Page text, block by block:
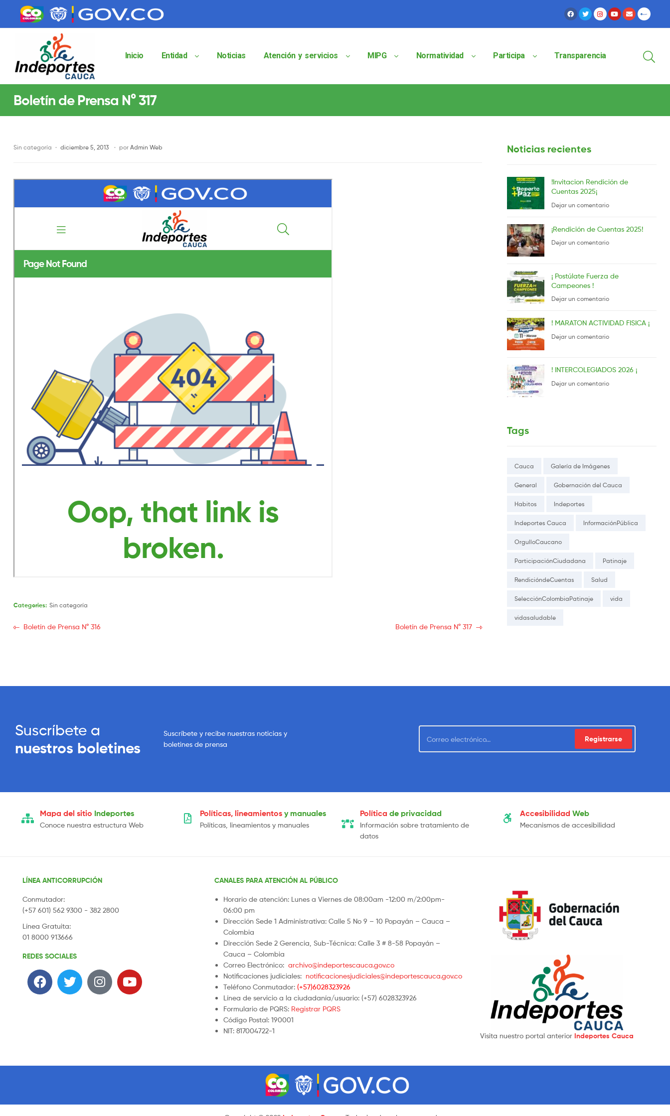
contenido
contenido
Indeportes
Cauca
de
Inicio Entidad Noticias Atención y servicios MIPG Normatividad Participa Transparencia
Boletín de Prensa N° 317
Sin categoría diciembre 5, 2013 por Admin Web
Categories: Sin categoría
Boletín de Prensa N° 316 Boletín de Prensa N° 317
Noticias recientes
!Invitacion Rendición de
Cuentas 2025¡
Dejar un comentario
¡Rendición de Cuentas 2025!
Dejar un comentario
¡ Postúlate Fuerza de
Campeones !
Dejar un comentario
! MARATON ACTIVIDAD FISICA ¡
Dejar un comentario
! INTERCOLEGIADOS 2026 ¡
Dejar un comentario
Tags
Cauca Galería de Imágenes
General Gobernación del Cauca
Habitos Indeportes
Indeportes Cauca InformaciónPública
OrgulloCaucano
ParticipaciónCiudadana Patinaje
RendicióndeCuentas Salud
SelecciónColombiaPatinaje vida
vidasaludable
Suscríbete a
nuestros boletines
Suscríbete y recibe nuestras noticias y
boletines de prensa
Registrarse
Mapa del sitio Indeportes
Conoce nuestra estructura Web
Políticas, lineamientos y manuales
Políticas, lineamientos y manuales
Política de privacidad
Información sobre tratamiento de
datos
Accesibilidad Web
Mecanismos de accesibilidad
LÍNEA ANTICORRUPCIÓN
Conmutador:
(+57 601) 562 9300 - 382 2800
Línea Gratuita:
01 8000 913666
REDES SOCIALES
CANALES PARA ATENCIÓN AL PÚBLICO
Horario de atención: Lunes a Viernes de 08:00am -12:00 m/2:00pm-
06:00 pm
Dirección Sede 1 Administrativa: Calle 5 No 9 – 10 Popayán – Cauca –
Colombia
Dirección Sede 2 Gerencia, Sub-Técnica: Calle 3 # 8-58 Popayán –
Cauca – Colombia
Correo Electrónico:archivo@indeportescauca.gov.co
Notificaciones judiciales: notificacionesjudiciales@indeportescauca.gov.co
Teléfono Conmutador:(+57)6028323926
Línea de servicio a la ciudadanía/usuario: (+57) 6028323926
Formulario de PQRS: Registrar PQRS
Código Postal: 190001
NIT: 817004722-1
Visita nuestro portal anterior Indeportes Cauca